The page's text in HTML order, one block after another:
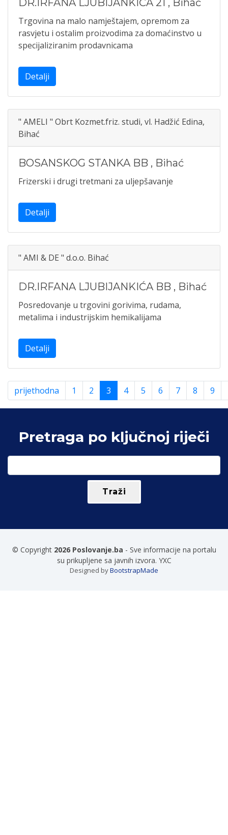
DR.IRFANA LJUBIJANKIĆA 21 , Bihać
Trgovina na malo namještajem, opremom za
rasvjetu i ostalim proizvodima za domaćinstvo u
specijaliziranim prodavnicama
Detalji
" AMELI " Obrt Kozmet.friz. studi, vl. Hadžić Edina,
Bihać
BOSANSKOG STANKA BB , Bihać
Frizerski i drugi tretmani za uljepšavanje
Detalji
" AMI & DE " d.o.o. Bihać
DR.IRFANA LJUBIJANKIĆA BB , Bihać
Posredovanje u trgovini gorivima, rudama,
metalima i industrijskim hemikalijama
Detalji
prijethodna 1 2 3 4 5 6 7 8 9
Pretraga po ključnoj riječi
© Copyright 2026 Poslovanje.ba - Sve informacije na portalu
su prikupljene sa javnih izvora. YXC
Designed byBootstrapMade